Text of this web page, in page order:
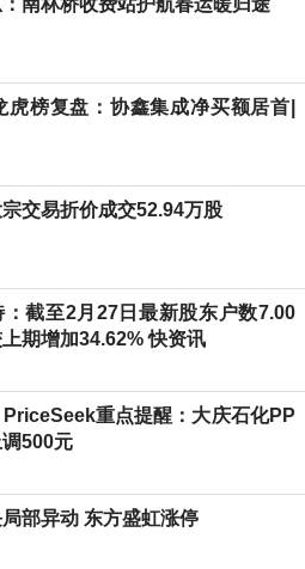
南林桥收费站护航春运暖归途
虎榜复盘：协鑫集成净买额居首|
交易折价成交52.94万股
：截至2月27日最新股东户数7.00
期增加34.62% 快资讯
重点提醒：大庆石化PP
500元
部异动 东方盛虹涨停